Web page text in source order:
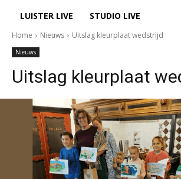
LUISTER LIVE STUDIO LIVE
Home Nieuws Uitslag kleurplaat wedstrijd
Nieuws
Uitslag kleurplaat